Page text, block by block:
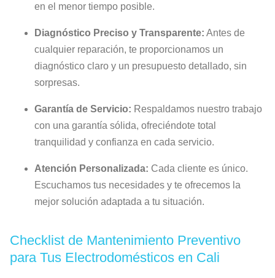
en el menor tiempo posible.
Diagnóstico Preciso y Transparente: Antes de
cualquier reparación, te proporcionamos un
diagnóstico claro y un presupuesto detallado, sin
sorpresas.
Garantía de Servicio: Respaldamos nuestro trabajo
con una garantía sólida, ofreciéndote total
tranquilidad y confianza en cada servicio.
Atención Personalizada: Cada cliente es único.
Escuchamos tus necesidades y te ofrecemos la
mejor solución adaptada a tu situación.
Checklist de Mantenimiento Preventivo
para Tus Electrodomésticos en Cali